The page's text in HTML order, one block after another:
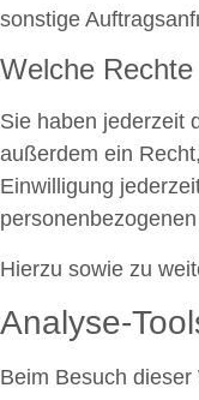
sonstige
Welche
Sie haben jederzeit
außerdem ein
Einwilligung
Hierzu sowie zu
Analyse-
Beim Besuch